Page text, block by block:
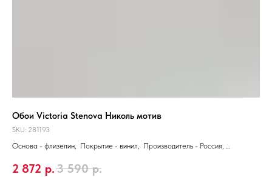
Обои Victoria Stenova Николь мотив
SKU: 281193
Основа - флизелин, Покрытие - винил, Производитель - Россия,
2 872 р.3 590 р.